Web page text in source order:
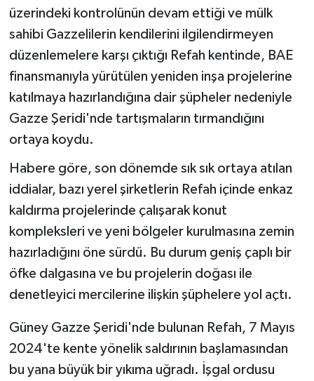
üzerindeki kontrolünün devam ettiği ve mülk
sahibi Gazzelilerin kendilerini ilgilendirmeyen
düzenlemelere karşı çıktığı Refah kentinde, BAE
finansmanıyla yürütülen yeniden inşa projelerine
katılmaya hazırlandığına dair şüpheler nedeniyle
Gazze Şeridi'nde tartışmaların tırmandığını
ortaya koydu.
Habere göre, son dönemde sık sık ortaya atılan
iddialar, bazı yerel şirketlerin Refah içinde enkaz
kaldırma projelerinde çalışarak konut
kompleksleri ve yeni bölgeler kurulmasına zemin
hazırladığını öne sürdü. Bu durum geniş çaplı bir
öfke dalgasına ve bu projelerin doğası ile
denetleyici mercilerine ilişkin şüphelere yol açtı.
Güney Gazze Şeridi'nde bulunan Refah, 7 Mayıs
2024'te kente yönelik saldırının başlamasından
bu yana büyük bir yıkıma uğradı. İşgal ordusu